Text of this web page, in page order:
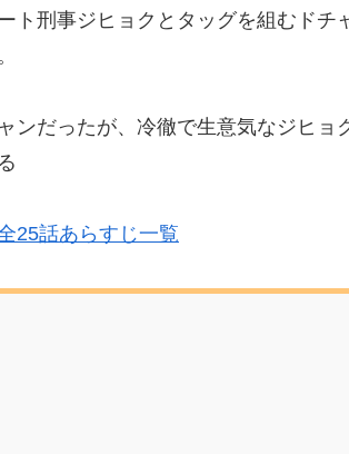
ト刑事ジヒョクとタッグを組むドチ
ンだったが、冷徹で生意気なジヒョ
25話あらすじ一覧